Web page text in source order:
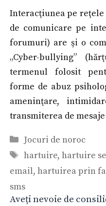
Interacţiunea pe
de comunicare pe
forumuri) are şi o
„Cyber-bullying”
termenul folosit
forme de abuz
ameninţare,
transmiterea de
Categorii
Jocuri de noroc
Etichete
hartuire, hartuire
email, hartuirea prin
sms
Aveți nevoie de